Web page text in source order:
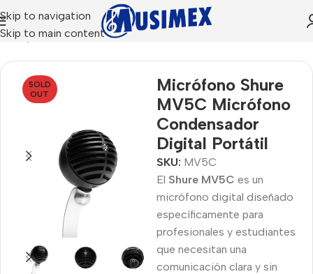
Skip to navigation
Skip to main content
Inicio Shure
SOLD
OUT
Micrófono Shure
MV5C Micrófono
Condensador
Digital Portátil
SKU: MV5C
El Shure MV5C es un
micrófono digital diseñado
específicamente para
profesionales y estudiantes
que necesitan una
comunicación clara y sin